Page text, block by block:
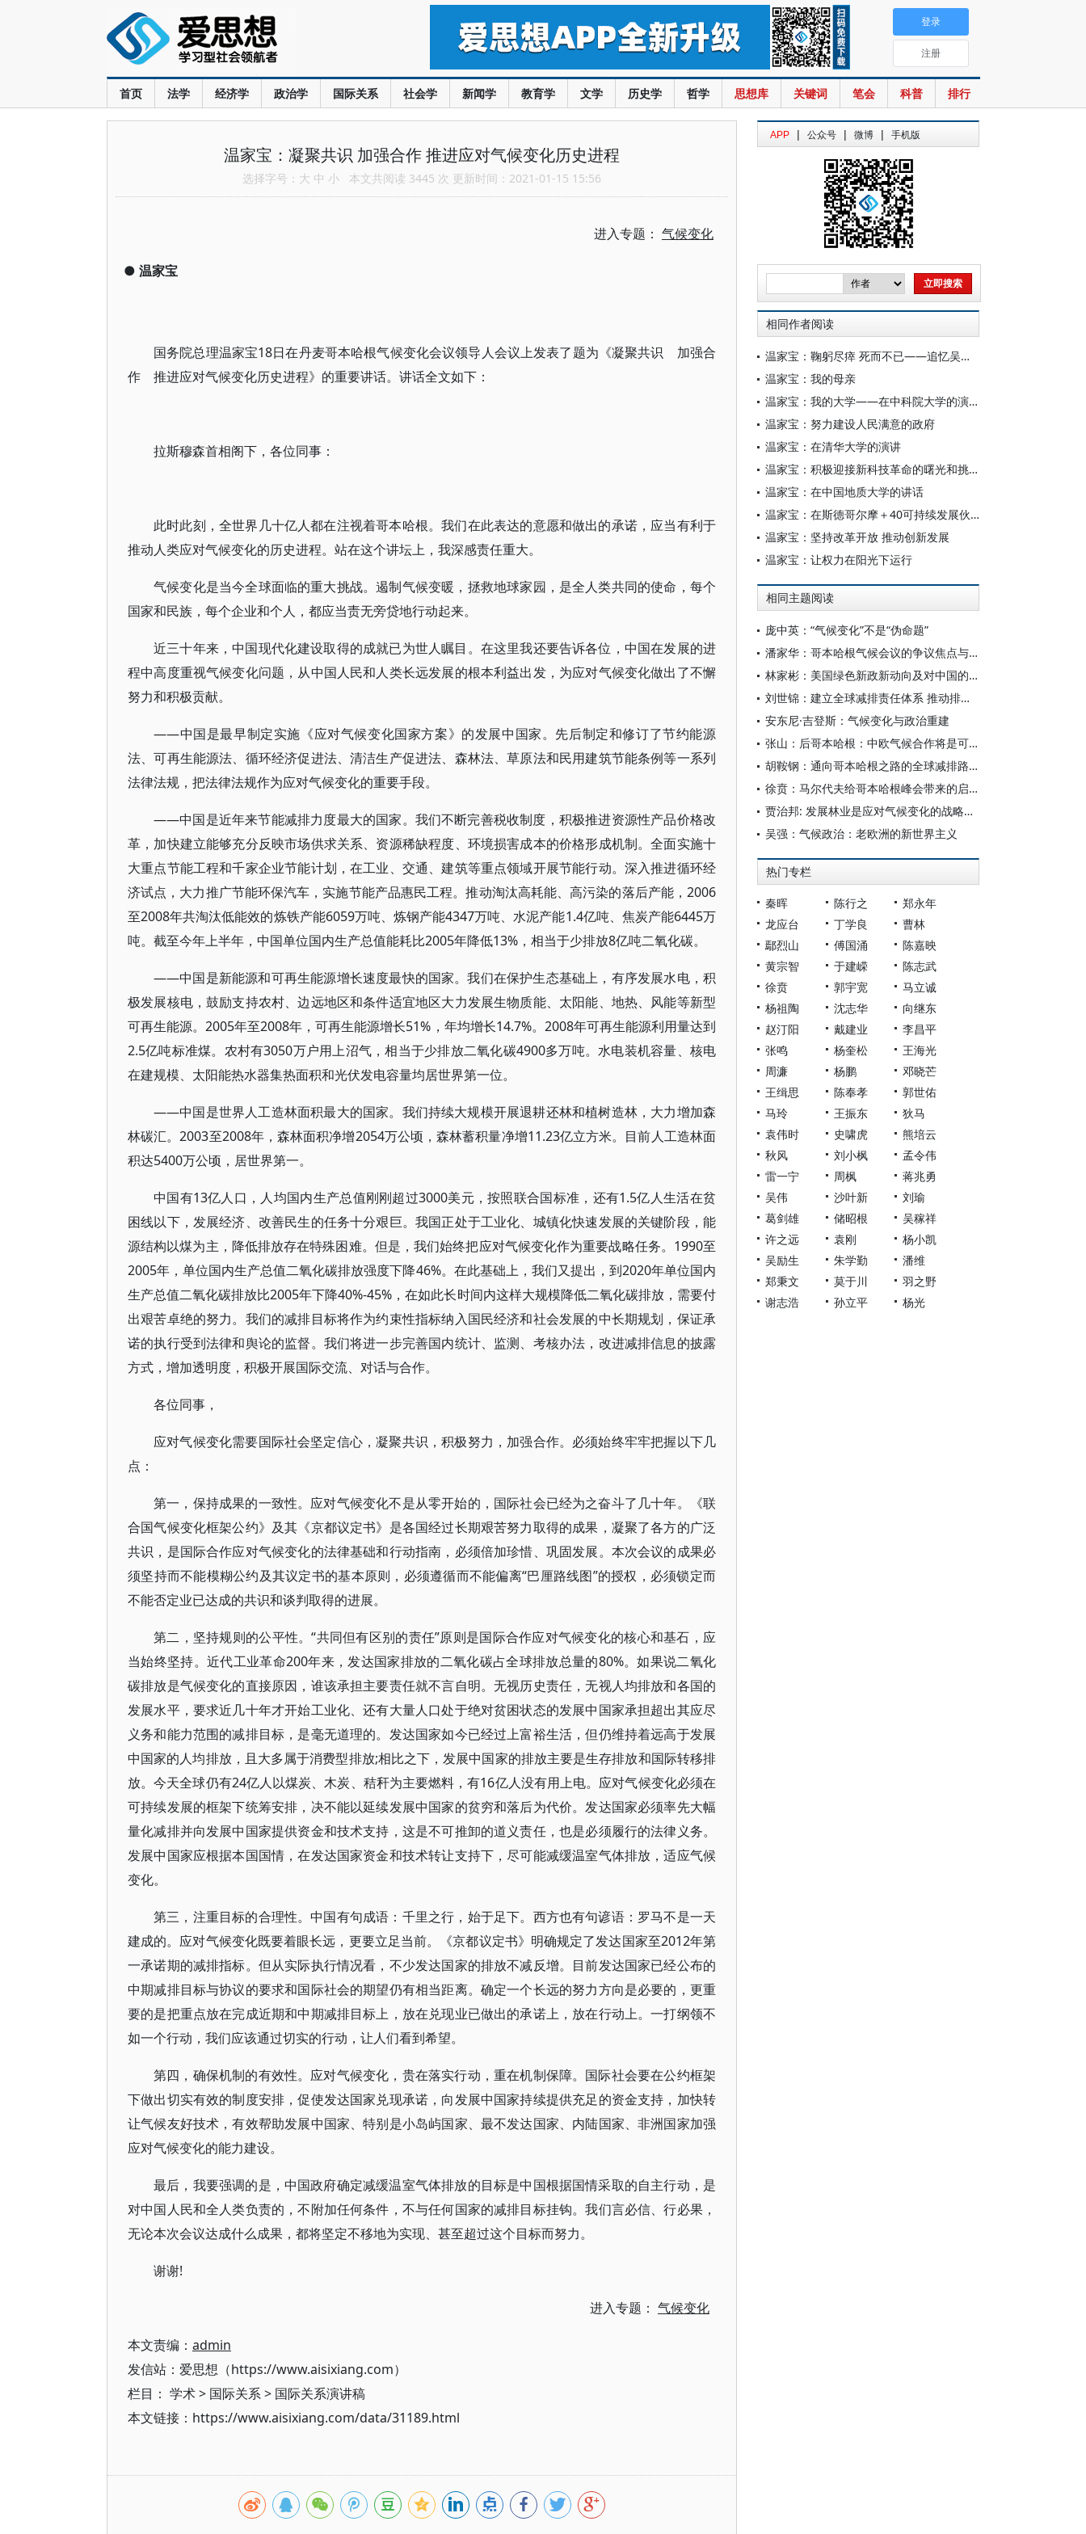
首页 法学 经济学 政治学 国际关系 社会学 新闻学 教育学 文学 历史学 哲学 思想库 关键词 笔会 科普 排行
登录
注册
温家宝：凝聚共识 加强合作 推进应对气候变化历史进程
选择字号： 大 中 小 本文共阅读 3445 次 更新时间：2021-01-15 15:56
进入专题： 气候变化
● 温家宝
国务院总理温家宝18日在丹麦哥本哈根气候变化会议领导人会议上发表了题为《凝聚共识 加强合
作 推进应对气候变化历史进程》的重要讲话。讲话全文如下：
拉斯穆森首相阁下，各位同事：
此时此刻，全世界几十亿人都在注视着哥本哈根。我们在此表达的意愿和做出的承诺，应当有利于
推动人类应对气候变化的历史进程。站在这个讲坛上，我深感责任重大。
气候变化是当今全球面临的重大挑战。遏制气候变暖，拯救地球家园，是全人类共同的使命，每个
国家和民族，每个企业和个人，都应当责无旁贷地行动起来。
近三十年来，中国现代化建设取得的成就已为世人瞩目。在这里我还要告诉各位，中国在发展的进
程中高度重视气候变化问题，从中国人民和人类长远发展的根本利益出发，为应对气候变化做出了不懈
努力和积极贡献。
——中国是最早制定实施《应对气候变化国家方案》的发展中国家。先后制定和修订了节约能源
法、可再生能源法、循环经济促进法、清洁生产促进法、森林法、草原法和民用建筑节能条例等一系列
法律法规，把法律法规作为应对气候变化的重要手段。
——中国是近年来节能减排力度最大的国家。我们不断完善税收制度，积极推进资源性产品价格改
革，加快建立能够充分反映市场供求关系、资源稀缺程度、环境损害成本的价格形成机制。全面实施十
大重点节能工程和千家企业节能计划，在工业、交通、建筑等重点领域开展节能行动。深入推进循环经
济试点，大力推广节能环保汽车，实施节能产品惠民工程。推动淘汰高耗能、高污染的落后产能，2006
至2008年共淘汰低能效的炼铁产能6059万吨、炼钢产能4347万吨、水泥产能1.4亿吨、焦炭产能6445万
吨。截至今年上半年，中国单位国内生产总值能耗比2005年降低13%，相当于少排放8亿吨二氧化碳。
——中国是新能源和可再生能源增长速度最快的国家。我们在保护生态基础上，有序发展水电，积
极发展核电，鼓励支持农村、边远地区和条件适宜地区大力发展生物质能、太阳能、地热、风能等新型
可再生能源。2005年至2008年，可再生能源增长51%，年均增长14.7%。2008年可再生能源利用量达到
2.5亿吨标准煤。农村有3050万户用上沼气，相当于少排放二氧化碳4900多万吨。水电装机容量、核电
在建规模、太阳能热水器集热面积和光伏发电容量均居世界第一位。
——中国是世界人工造林面积最大的国家。我们持续大规模开展退耕还林和植树造林，大力增加森
林碳汇。2003至2008年，森林面积净增2054万公顷，森林蓄积量净增11.23亿立方米。目前人工造林面
积达5400万公顷，居世界第一。
中国有13亿人口，人均国内生产总值刚刚超过3000美元，按照联合国标准，还有1.5亿人生活在贫
困线以下，发展经济、改善民生的任务十分艰巨。我国正处于工业化、城镇化快速发展的关键阶段，能
源结构以煤为主，降低排放存在特殊困难。但是，我们始终把应对气候变化作为重要战略任务。1990至
2005年，单位国内生产总值二氧化碳排放强度下降46%。在此基础上，我们又提出，到2020年单位国内
生产总值二氧化碳排放比2005年下降40%-45%，在如此长时间内这样大规模降低二氧化碳排放，需要付
出艰苦卓绝的努力。我们的减排目标将作为约束性指标纳入国民经济和社会发展的中长期规划，保证承
诺的执行受到法律和舆论的监督。我们将进一步完善国内统计、监测、考核办法，改进减排信息的披露
方式，增加透明度，积极开展国际交流、对话与合作。
各位同事，
应对气候变化需要国际社会坚定信心，凝聚共识，积极努力，加强合作。必须始终牢牢把握以下几
点：
第一，保持成果的一致性。应对气候变化不是从零开始的，国际社会已经为之奋斗了几十年。《联
合国气候变化框架公约》及其《京都议定书》是各国经过长期艰苦努力取得的成果，凝聚了各方的广泛
共识，是国际合作应对气候变化的法律基础和行动指南，必须倍加珍惜、巩固发展。本次会议的成果必
须坚持而不能模糊公约及其议定书的基本原则，必须遵循而不能偏离“巴厘路线图”的授权，必须锁定而
不能否定业已达成的共识和谈判取得的进展。
第二，坚持规则的公平性。“共同但有区别的责任”原则是国际合作应对气候变化的核心和基石，应
当始终坚持。近代工业革命200年来，发达国家排放的二氧化碳占全球排放总量的80%。如果说二氧化
碳排放是气候变化的直接原因，谁该承担主要责任就不言自明。无视历史责任，无视人均排放和各国的
发展水平，要求近几十年才开始工业化、还有大量人口处于绝对贫困状态的发展中国家承担超出其应尽
义务和能力范围的减排目标，是毫无道理的。发达国家如今已经过上富裕生活，但仍维持着远高于发展
中国家的人均排放，且大多属于消费型排放;相比之下，发展中国家的排放主要是生存排放和国际转移排
放。今天全球仍有24亿人以煤炭、木炭、秸秆为主要燃料，有16亿人没有用上电。应对气候变化必须在
可持续发展的框架下统筹安排，决不能以延续发展中国家的贫穷和落后为代价。发达国家必须率先大幅
量化减排并向发展中国家提供资金和技术支持，这是不可推卸的道义责任，也是必须履行的法律义务。
发展中国家应根据本国国情，在发达国家资金和技术转让支持下，尽可能减缓温室气体排放，适应气候
变化。
第三，注重目标的合理性。中国有句成语：千里之行，始于足下。西方也有句谚语：罗马不是一天
建成的。应对气候变化既要着眼长远，更要立足当前。《京都议定书》明确规定了发达国家至2012年第
一承诺期的减排指标。但从实际执行情况看，不少发达国家的排放不减反增。目前发达国家已经公布的
中期减排目标与协议的要求和国际社会的期望仍有相当距离。确定一个长远的努力方向是必要的，更重
要的是把重点放在完成近期和中期减排目标上，放在兑现业已做出的承诺上，放在行动上。一打纲领不
如一个行动，我们应该通过切实的行动，让人们看到希望。
第四，确保机制的有效性。应对气候变化，贵在落实行动，重在机制保障。国际社会要在公约框架
下做出切实有效的制度安排，促使发达国家兑现承诺，向发展中国家持续提供充足的资金支持，加快转
让气候友好技术，有效帮助发展中国家、特别是小岛屿国家、最不发达国家、内陆国家、非洲国家加强
应对气候变化的能力建设。
最后，我要强调的是，中国政府确定减缓温室气体排放的目标是中国根据国情采取的自主行动，是
对中国人民和全人类负责的，不附加任何条件，不与任何国家的减排目标挂钩。我们言必信、行必果，
无论本次会议达成什么成果，都将坚定不移地为实现、甚至超过这个目标而努力。
谢谢!
进入专题： 气候变化
本文责编： admin
发信站：爱思想（https://www.aisixiang.com）
栏目： 学术> 国际关系> 国际关系演讲稿
本文链接：https://www.aisixiang.com/data/31189.html
APP | 公众号 | 微博 | 手机版
相同作者阅读
温家宝：鞠躬尽瘁 死而不已——追忆吴文俊先生
温家宝：我的母亲
温家宝：我的大学——在中科院大学的演讲
温家宝：努力建设人民满意的政府
温家宝：在清华大学的演讲
温家宝：积极迎接新科技革命的曙光和挑战
温家宝：在中国地质大学的讲话
温家宝：在斯德哥尔摩＋40可持续发展伙伴论坛上的讲话
温家宝：坚持改革开放 推动创新发展
温家宝：让权力在阳光下运行
相同主题阅读
庞中英：“气候变化”不是“伪命题”
潘家华：哥本哈根气候会议的争议焦点与反思
林家彬：美国绿色新政新动向及对中国的可能影响
刘世锦：建立全球减排责任体系 推动排放权交易
安东尼·吉登斯：气候变化与政治重建
张山：后哥本哈根：中欧气候合作将是可行途径
胡鞍钢：通向哥本哈根之路的全球减排路线图之一
徐贲：马尔代夫给哥本哈根峰会带来的启示
贾治邦: 发展林业是应对气候变化的战略途径
吴强：气候政治：老欧洲的新世界主义
热门专栏
秦晖 陈行之
郑永年
龙应台
丁学良
曹林
鄢烈山
傅国涌
陈嘉映
黄宗智
于建嵘
陈志武
徐贲
郭宇宽
马立诚
杨祖陶
沈志华
向继东
赵汀阳
戴建业
李昌平
张鸣
杨奎松
王海光
周濂
杨鹏
邓晓芒
王缉思
陈奉孝
郭世佑
马玲
王振东
狄马
袁伟时
史啸虎
熊培云
秋风
刘小枫
孟令伟
雷一宁
周枫
蒋兆勇
吴伟
沙叶新
刘瑜
葛剑雄
储昭根
吴稼祥
许之远
袁刚
杨小凯
吴励生
朱学勤
潘维
郑秉文
莫于川
羽之野
谢志浩
孙立平 杨光